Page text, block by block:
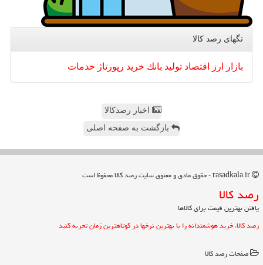
تگهای رصد كالا
بازار ارز اقتصاد تولید بانك خرید رپورتاژ خدمات
اخبار رصدکالا
بازگشت به صفحه اصلی
رصد كالا
یافتن بهترین قیمت برای کالاها
رصد کالا، خرید هوشمندانه را با بهترین نرخها در کوتاهترین زمان تجربه کنید
صفحات رصد كالا